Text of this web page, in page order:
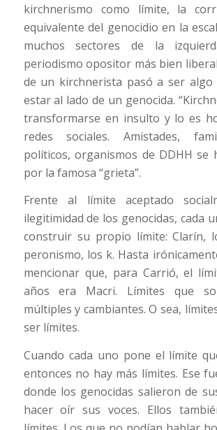
kirchnerismo como límite, la
equivalente del genocidio en la
muchos sectores de la
periodismo opositor más bien
de un kirchnerista pasó a ser algo
estar al lado de un genocida.
transformarse en insulto y lo es
redes sociales. Amistades,
políticos, organismos de DDHH se
por la famosa “grieta”.
Frente al límite aceptado
ilegitimidad de los genocidas, cada
construir su propio límite: Clarín,
peronismo, los k. Hasta
mencionar que, para Carrió, el
años era Macri. Límites que
múltiples y cambiantes. O sea,
ser límites.
Cuando cada uno pone el límite
entonces no hay más límites. Ese
donde los genocidas salieron de
hacer oír sus voces. Ellos